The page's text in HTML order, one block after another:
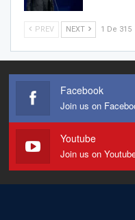
PREV NEXT 1 De 315
Facebook
Join us on
Youtube
Join us on